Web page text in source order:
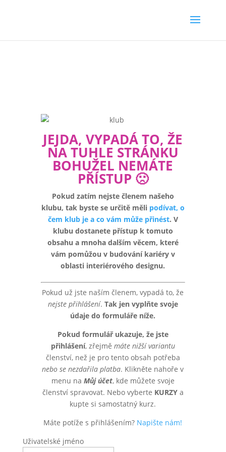
JEJDA, VYPADÁ TO, ŽE
NA TUHLE STRÁNKU
BOHUŽEL NEMÁTE
PŘÍSTUP 🙁
Pokud zatím nejste členem našeho
klubu, tak byste se určitě měli podívat, o
čem klub je a co vám může přinést. V
klubu dostanete přístup k tomuto
obsahu a mnoha dalším věcem, které
vám pomůžou v budování kariéry v
oblasti interiérového designu.
Pokud už jste naším členem, vypadá to, že
nejste přihlášení. Tak jen vyplňte svoje
údaje do formuláře níže.
Pokud formulář ukazuje, že jste
přihlášení, zřejmě máte nižší variantu
členství, než je pro tento obsah potřeba
nebo se nezdařila platba. Klikněte nahoře v
menu na Můj účet, kde můžete svoje
členství spravovat. Nebo vyberte KURZYa
kupte si samostatný kurz.
Máte potíže s přihlášením? Napište nám!
Uživatelské jméno